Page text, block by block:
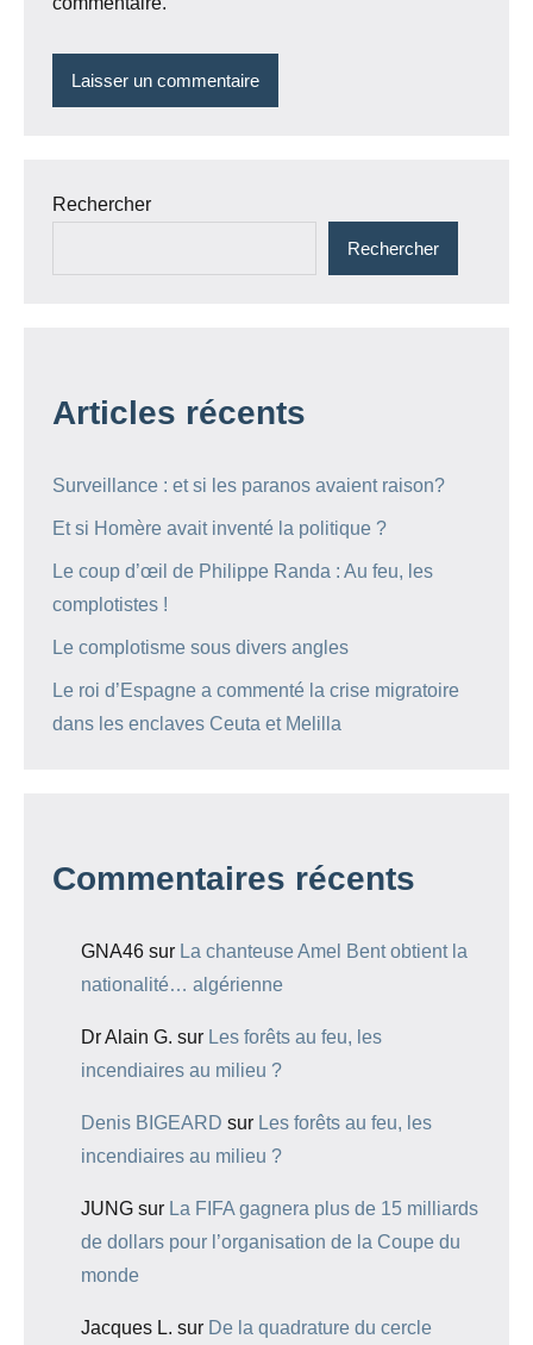
Rechercher
Rechercher
Articles récents
Surveillance : et si les paranos avaient raison?
Et si Homère avait inventé la politique ?
Le coup d’œil de Philippe Randa : Au feu, les
complotistes !
Le complotisme sous divers angles
Le roi d’Espagne a commenté la crise migratoire
dans les enclaves Ceuta et Melilla
Commentaires récents
GNA46 sur La chanteuse Amel Bent obtient la
nationalité… algérienne
Dr Alain G. sur Les forêts au feu, les
incendiaires au milieu ?
Denis BIGEARD sur Les forêts au feu, les
incendiaires au milieu ?
JUNG sur La FIFA gagnera plus de 15 milliards
de dollars pour l’organisation de la Coupe du
monde
Jacques L. sur De la quadrature du cercle